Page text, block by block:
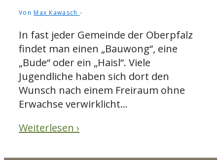
VonMax Kawasch
In fast jeder Gemeinde der Oberpfalz
findet man einen „Bauwong“, eine
„Bude“ oder ein „Haisl“. Viele
Jugendliche haben sich dort den
Wunsch nach einem Freiraum ohne
Erwachse verwirklicht…
Weiterlesen ›